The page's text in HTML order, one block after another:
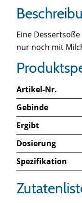
Eine
nur noch mit
Artikel-Nr.
Gebinde
Ergibt
Dosierung
Spezifikation